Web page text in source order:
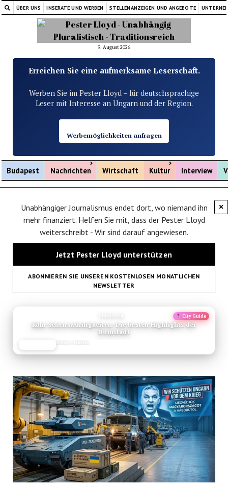
ÜBER UNS INSERATE UND WERBEN STELLENANZEIGEN UND ANGEBOTE
9. August 2026
Erreichen Sie eine aufmerksame Leserschaft.
Werben Sie im Pester Lloyd – für deutschsprachige
Leser mit Interesse an Ungarn und der Region.
Werbemöglichkeiten anfragen
Budapest Nachrichten
Menü öffnen
Wirtschaft Kultur
Menü öffnen
Interview
×
Unabhängiger Journalismus endet dort, wo niemand ihn
mehr finanziert. Helfen Sie mit, dass der Pester Lloyd
weiterschreibt - Wir sind darauf angewiesen.
Jetzt Pester Lloyd unterstützen
ABONNIEREN SIE UNSEREN KOSTENLOSEN MONATLICHEN
NEWSLETTER
City Guide
Köln Sehenswürdigkeiten: Die besten Highlights der
Domstadt
Reise-Guide